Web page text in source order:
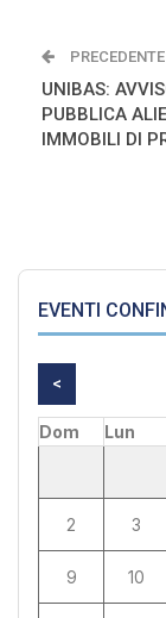
PRECEDENTE
UNIBAS:
PUBBLICA
IMMOBILI DI
EVENTI
<
Dom Lun
2 3
9 10